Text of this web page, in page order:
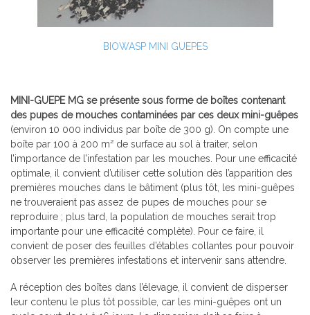
BIOWASP MINI GUEPES
MINI-GUEPE MG se présente sous forme de boîtes contenant
des pupes de mouches contaminées par ces deux mini-guêpes
(environ 10 000 individus par boîte de 300 g). On compte une
boîte par 100 à 200 m² de surface au sol à traiter, selon
l’importance de l’infestation par les mouches. Pour une efficacité
optimale, il convient d’utiliser cette solution dès l’apparition des
premières mouches dans le bâtiment (plus tôt, les mini-guêpes
ne trouveraient pas assez de pupes de mouches pour se
reproduire ; plus tard, la population de mouches serait trop
importante pour une efficacité complète). Pour ce faire, il
convient de poser des feuilles d’étables collantes pour pouvoir
observer les premières infestations et intervenir sans attendre.
A réception des boîtes dans l’élevage, il convient de disperser
leur contenu le plus tôt possible, car les mini-guêpes ont un